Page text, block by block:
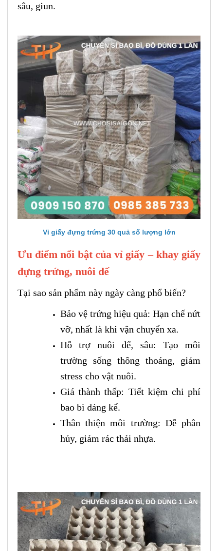
sâu, giun.
Vỉ giấy đựng trứng 30 quả số lượng lớn
Ưu điểm nổi bật của vỉ giấy – khay giấy
đựng trứng, nuôi dế
Tại sao sản phẩm này ngày càng phổ biến?
Bảo vệ trứng hiệu quả: Hạn chế nứt
vỡ, nhất là khi vận chuyển xa.
Hỗ trợ nuôi dế, sâu: Tạo môi
trường sống thông thoáng, giảm
stress cho vật nuôi.
Giá thành thấp: Tiết kiệm chi phí
bao bì đáng kể.
Thân thiện môi trường: Dễ phân
hủy, giảm rác thải nhựa.